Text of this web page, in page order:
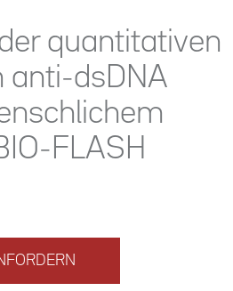
quantitativen
anti-dsDNA
FLASH